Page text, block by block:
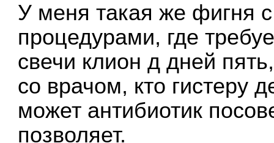
У меня такая же фигня
процедурами, где
свечи клион д дней
со врачом, кто гистеру
может антибиотик
позволяет.